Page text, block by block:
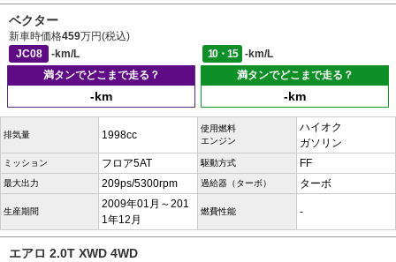
ベクター
新車時価格459万円(税込)
JC08
-km/L 10・15
-km/L
満タンでどこまで走る？
-km
満タンでどこまで走る？
-km
排気量 1998cc
使用燃料
エンジン
ハイオク
ガソリン
ミッション フロア5AT 駆動方式 FF
最大出力 209ps/5300rpm 過給器（ターボ） ターボ
生産期間
2009年01月～201
1年12月
燃費性能 -
エアロ 2.0T XWD 4WD